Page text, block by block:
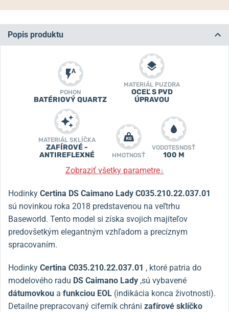
Popis produktu
POHON
BATÉRIOVÝ QUARTZ
MATERIÁL PUZDRA
OCEĽ S PVD
ÚPRAVOU
MATERIÁL SKLÍČKA
ZAFÍROVÉ -
ANTIREFLEXNÉ
HMOTNOSŤ
VODOTESNOSŤ
100 M
Zobraziť všetky parametre↓
Hodinky Certina DS Caimano Lady C035.210.22.037.01
sú novinkou roka 2018 predstavenou na veľtrhu
Baseworld. Tento model si získa svojich majiteľov
predovšetkým elegantným vzhľadom a precíznym
spracovaním.
Hodinky Certina C035.210.22.037.01 , ktoré patria do
modelového radu DS Caimano Lady ,sú vybavené
dátumovkou a funkciou EOL (indikácia konca životnosti).
Detailne prepracovaný ciferník chráni zafírové sklíčko